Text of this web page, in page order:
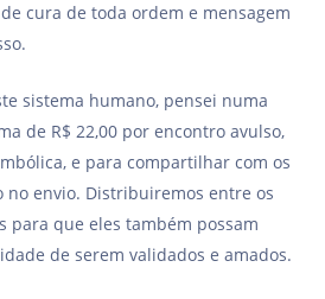
cura de toda ordem e mensagem
sistema humano, pensei numa
de R$ 22,00 por encontro avulso,
e para compartilhar com os
no envio. Distribuiremos entre os
para que eles também possam
de serem validados e amados.